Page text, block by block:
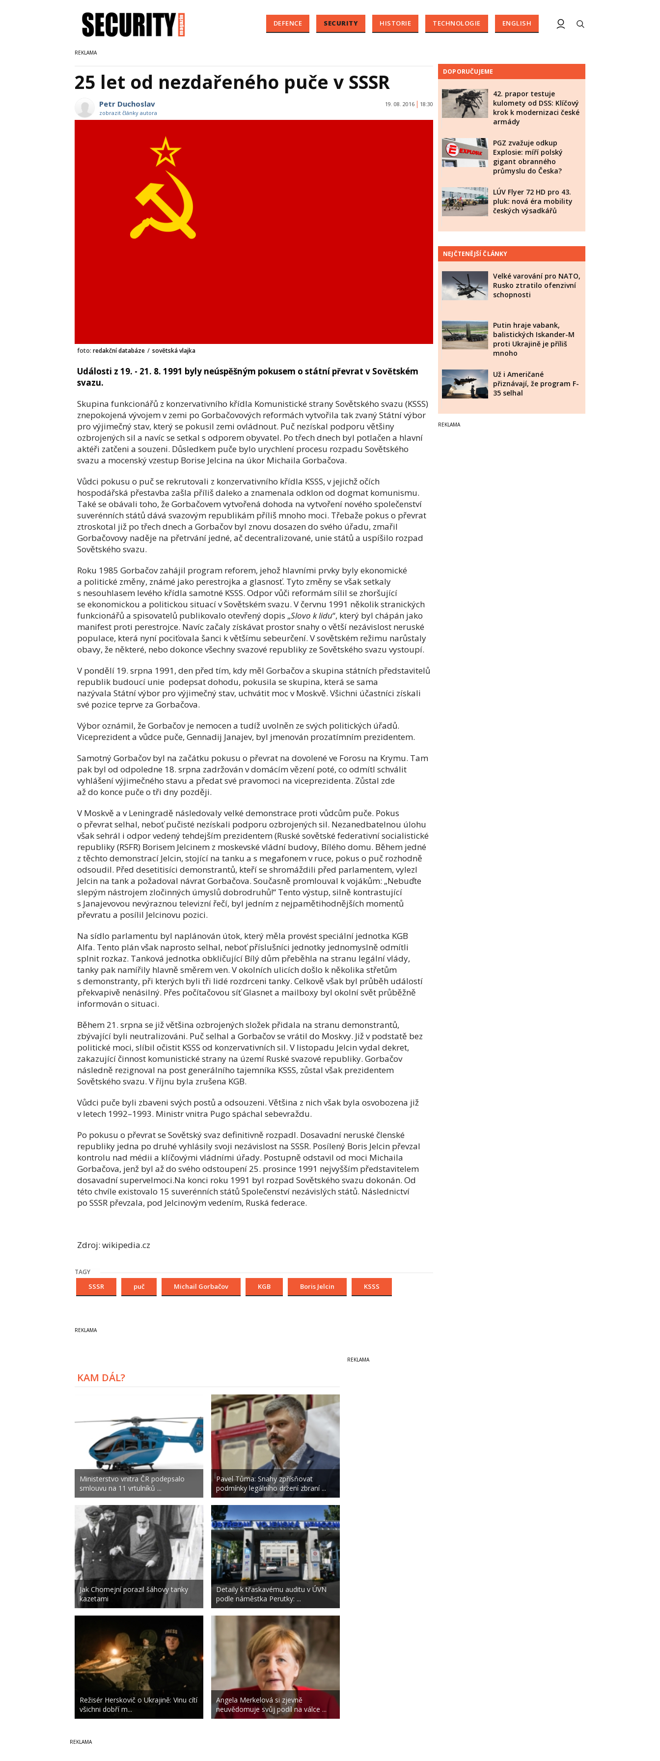
DEFENCE SECURITY HISTORIE TECHNOLOGIE ENGLISH
25 let od nezdařeného puče v SSSR
Petr Duchoslav
zobrazit články autora
19. 08. 2016 18:30
foto: redakční databáze / sovětská vlajka
Události z 19. - 21. 8. 1991 byly neúspěšným pokusem o státní převrat v Sovětském
svazu.
Skupina funkcionářů z konzervativního křídla Komunistické strany Sovětského svazu (KSSS)
znepokojená vývojem v zemi po Gorbačovových reformách vytvořila tak zvaný Státní výbor
pro výjimečný stav, který se pokusil zemi ovládnout. Puč nezískal podporu většiny
ozbrojených sil a navíc se setkal s odporem obyvatel. Po třech dnech byl potlačen a hlavní
aktéři zatčeni a souzeni. Důsledkem puče bylo urychlení procesu rozpadu Sovětského
svazu a mocenský vzestup Borise Jelcina na úkor Michaila Gorbačova.
Vůdci pokusu o puč se rekrutovali z konzervativního křídla KSSS, v jejichž očích
hospodářská přestavba zašla příliš daleko a znamenala odklon od dogmat komunismu.
Také se obávali toho, že Gorbačovem vytvořená dohoda na vytvoření nového společenství
suverénních států dává svazovým republikám příliš mnoho moci. Třebaže pokus o převrat
ztroskotal již po třech dnech a Gorbačov byl znovu dosazen do svého úřadu, zmařil
Gorbačovovy naděje na přetrvání jedné, ač decentralizované, unie států a uspíšilo rozpad
Sovětského svazu.
Roku 1985 Gorbačov zahájil program reforem, jehož hlavními prvky byly ekonomické
a politické změny, známé jako perestrojka a glasnosť. Tyto změny se však setkaly
s nesouhlasem levého křídla samotné KSSS. Odpor vůči reformám sílil se zhoršující
se ekonomickou a politickou situací v Sovětském svazu. V červnu 1991 několik stranických
funkcionářů a spisovatelů publikovalo otevřený dopis „Slovo k lidu“, který byl chápán jako
manifest proti perestrojce. Navíc začaly získávat prostor snahy o větší nezávislost neruské
populace, která nyní pociťovala šanci k většímu sebeurčení. V sovětském režimu narůstaly
obavy, že některé, nebo dokonce všechny svazové republiky ze Sovětského svazu vystoupí.
V pondělí 19. srpna 1991, den před tím, kdy měl Gorbačov a skupina státních představitelů
republik budoucí unie podepsat dohodu, pokusila se skupina, která se sama
nazývala Státní výbor pro výjimečný stav, uchvátit moc v Moskvě. Všichni účastníci získali
své pozice teprve za Gorbačova.
Výbor oznámil, že Gorbačov je nemocen a tudíž uvolněn ze svých politických úřadů.
Viceprezident a vůdce puče, Gennadij Janajev, byl jmenován prozatímním prezidentem.
Samotný Gorbačov byl na začátku pokusu o převrat na dovolené ve Forosu na Krymu. Tam
pak byl od odpoledne 18. srpna zadržován v domácím vězení poté, co odmítl schválit
vyhlášení výjimečného stavu a předat své pravomoci na viceprezidenta. Zůstal zde
až do konce puče o tři dny později.
V Moskvě a v Leningradě následovaly velké demonstrace proti vůdcům puče. Pokus
o převrat selhal, neboť pučisté nezískali podporu ozbrojených sil. Nezanedbatelnou úlohu
však sehrál i odpor vedený tehdejším prezidentem (Ruské sovětské federativní socialistické
republiky (RSFR) Borisem Jelcinem z moskevské vládní budovy, Bílého domu. Během jedné
z těchto demonstrací Jelcin, stojící na tanku a s megafonem v ruce, pokus o puč rozhodně
odsoudil. Před desetitisíci demonstrantů, kteří se shromáždili před parlamentem, vylezl
Jelcin na tank a požadoval návrat Gorbačova. Současně promlouval k vojákům: „Nebuďte
slepým nástrojem zločinných úmyslů dobrodruhů!“ Tento výstup, silně kontrastující
s Janajevovou nevýraznou televizní řečí, byl jedním z nejpamětihodnějších momentů
převratu a posílil Jelcinovu pozici.
Na sídlo parlamentu byl naplánován útok, který měla provést speciální jednotka KGB
Alfa. Tento plán však naprosto selhal, neboť příslušníci jednotky jednomyslně odmítli
splnit rozkaz. Tanková jednotka obkličující Bílý dům přeběhla na stranu legální vlády,
tanky pak namířily hlavně směrem ven. V okolních ulicích došlo k několika střetům
s demonstranty, při kterých byli tři lidé rozdrceni tanky. Celkově však byl průběh událostí
překvapivě nenásilný. Přes počítačovou síť Glasnet a mailboxy byl okolní svět průběžně
informován o situaci.
Během 21. srpna se již většina ozbrojených složek přidala na stranu demonstrantů,
zbývající byli neutralizováni. Puč selhal a Gorbačov se vrátil do Moskvy. Již v podstatě bez
politické moci, slíbil očistit KSSS od konzervativních sil. V listopadu Jelcin vydal dekret,
zakazující činnost komunistické strany na území Ruské svazové republiky. Gorbačov
následně rezignoval na post generálního tajemníka KSSS, zůstal však prezidentem
Sovětského svazu. V říjnu byla zrušena KGB.
Vůdci puče byli zbaveni svých postů a odsouzeni. Většina z nich však byla osvobozena již
v letech 1992–1993. Ministr vnitra Pugo spáchal sebevraždu.
Po pokusu o převrat se Sovětský svaz definitivně rozpadl. Dosavadní neruské členské
republiky jedna po druhé vyhlásily svoji nezávislost na SSSR. Posílený Boris Jelcin převzal
kontrolu nad médii a klíčovými vládními úřady. Postupně odstavil od moci Michaila
Gorbačova, jenž byl až do svého odstoupení 25. prosince 1991 nejvyšším představitelem
dosavadní supervelmoci.Na konci roku 1991 byl rozpad Sovětského svazu dokonán. Od
této chvíle existovalo 15 suverénních států Společenství nezávislých států. Následnictví
po SSSR převzala, pod Jelcinovým vedením, Ruská federace.
Zdroj: wikipedia.cz
TAGY
SSSR puč Michail Gorbačov KGB Boris Jelcin KSSS
DOPORUČUJEME
42. prapor testuje
kulomety od DSS: Klíčový
krok k modernizaci české
armády
PGZ zvažuje odkup
Explosie: míří polský
gigant obranného
průmyslu do Česka?
LÚV Flyer 72 HD pro 43.
pluk: nová éra mobility
českých výsadkářů
NEJČTENĚJŠÍ ČLÁNKY
Velké varování pro NATO,
Rusko ztratilo ofenzivní
schopnosti
Putin hraje vabank,
balistických Iskander-M
proti Ukrajině je příliš
mnoho
Už i Američané
přiznávají, že program F-
35 selhal
KAM DÁL?
Ministerstvo vnitra ČR podepsalo
smlouvu na 11 vrtulníků ...
Jak Chomejní porazil šáhovy tanky
kazetami
Režisér Herskovič o Ukrajině: Vinu cítí
všichni dobří m...
Pavel Tůma: Snahy zpřísňovat
podmínky legálního držení zbraní ...
Detaily k třaskavému auditu v ÚVN
podle náměstka Perutky: ...
Angela Merkelová si zjevně
neuvědomuje svůj podíl na válce ...